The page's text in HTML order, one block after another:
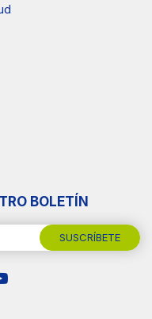
BOLETÍN
SUSCRÍBETE